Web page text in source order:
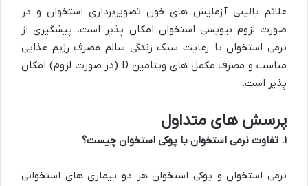
علائم بالینی آزمایش های خون تصویربرداری استخوان و در
صورت لزوم بیوپسی استخوان امکان پذیر است. پیشگیری از
نرمی استخوان با رعایت سبک زندگی سالم مصرف رژیم غذایی
مناسب و مصرف مکمل های ویتامین D (در صورت لزوم) امکان
پذیر است.
پرسش های متداول
۱. تفاوت نرمی استخوان با پوکی استخوان چیست؟
نرمی استخوان و پوکی استخوان هر دو بیماری های استخوانی